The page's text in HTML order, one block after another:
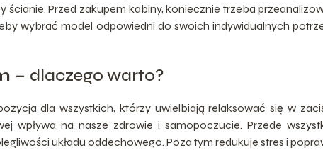
ścianie. Przed zakupem kabiny, koniecznie trzeba
wybrać model odpowiedni do swoich indywidualnych
– dlaczego warto?
dla wszystkich, którzy uwielbiają relaksować się w
wpływa na nasze zdrowie i samopoczucie. Przede
układu oddechowego. Poza tym redukuje stres i